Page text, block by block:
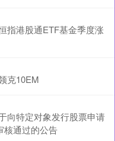
指港股通ETF基金季度涨
克10EM
向特定对象发行股票申请
核通过的公告